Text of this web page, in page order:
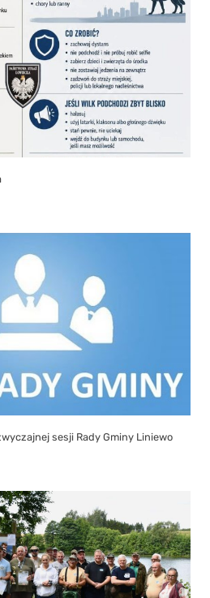
sesji Rady Gminy Liniewo